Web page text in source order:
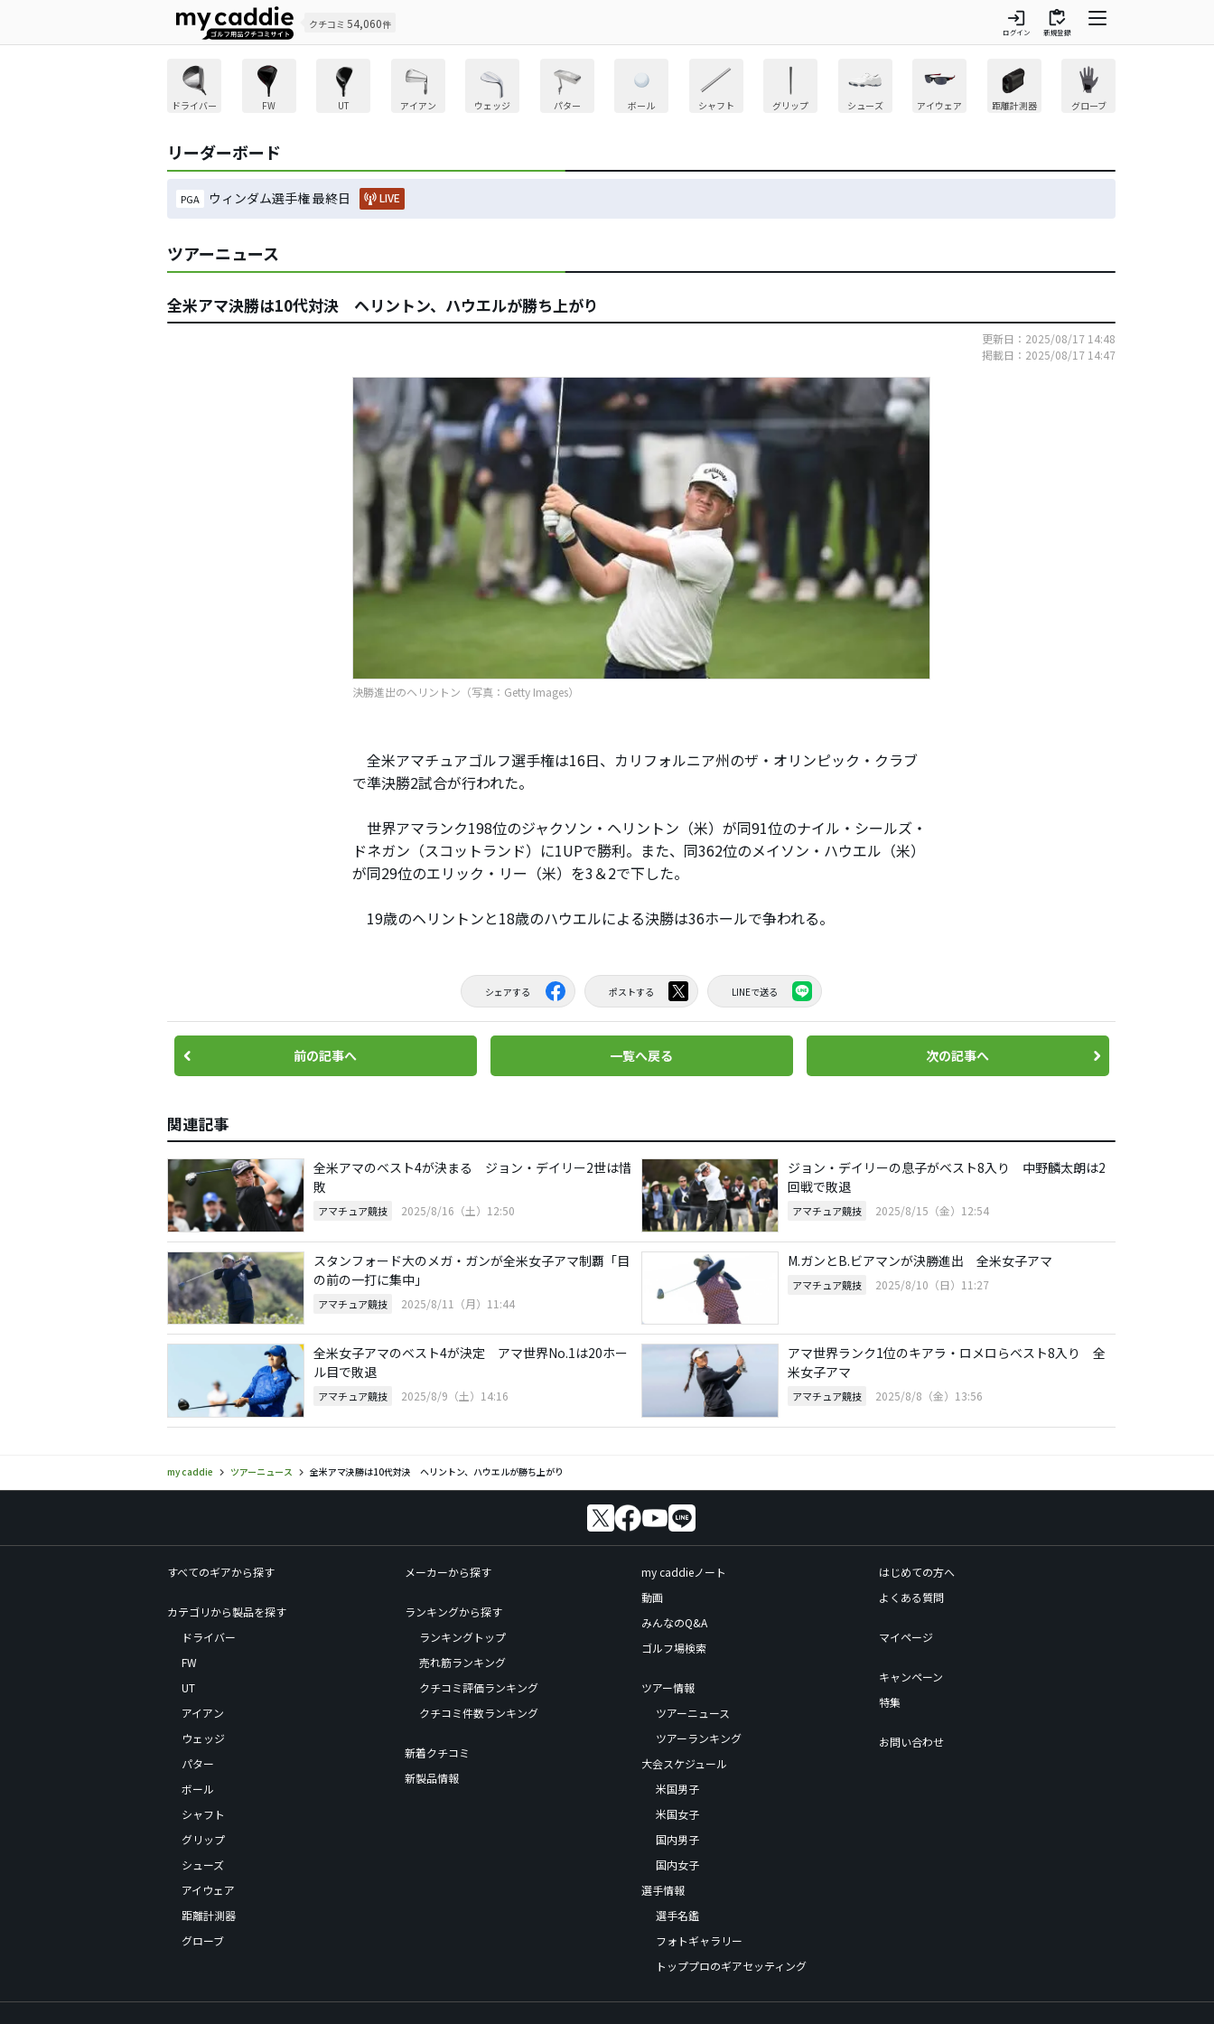
クチコミ 54,060件 login
ログイン
inventory
新規登録
ドライバー FW UT アイアン ウェッジ パター ボール シャフト グリップ シューズ アイウェア 距離計測器 グローブ
リーダーボード
PGA ウィンダム選手権 最終日 LIVE
ツアーニュース
全米アマ決勝は10代対決 ヘリントン、ハウエルが勝ち上がり
更新日：2025/08/17 14:48
掲載日：2025/08/17 14:47
決勝進出のヘリントン（写真：Getty Images）
全米アマチュアゴルフ選手権は16日、カリフォルニア州のザ・オリンピック・クラブ
で準決勝2試合が行われた。
世界アマランク198位のジャクソン・ヘリントン（米）が同91位のナイル・シールズ・
ドネガン（スコットランド）に1UPで勝利。また、同362位のメイソン・ハウエル（米）
が同29位のエリック・リー（米）を3＆2で下した。
19歳のヘリントンと18歳のハウエルによる決勝は36ホールで争われる。
シェアする ポストする LINEで送る
前の記事へ 一覧へ戻る 次の記事へ
関連記事
全米アマのベスト4が決まる ジョン・デイリー2世は惜
敗
アマチュア競技 2025/8/16（土）12:50
ジョン・デイリーの息子がベスト8入り 中野麟太朗は2
回戦で敗退
アマチュア競技 2025/8/15（金）12:54
スタンフォード大のメガ・ガンが全米女子アマ制覇「目
の前の一打に集中」
アマチュア競技 2025/8/11（月）11:44
M.ガンとB.ビアマンが決勝進出 全米女子アマ
アマチュア競技 2025/8/10（日）11:27
全米女子アマのベスト4が決定 アマ世界No.1は20ホー
ル目で敗退
アマチュア競技 2025/8/9（土）14:16
アマ世界ランク1位のキアラ・ロメロらベスト8入り 全
米女子アマ
アマチュア競技 2025/8/8（金）13:56
my caddie ツアーニュース 全米アマ決勝は10代対決 ヘリントン、ハウエルが勝ち上がり
すべてのギアから探す
カテゴリから製品を探す
ドライバー
FW
UT
アイアン
ウェッジ
パター
ボール
シャフト
グリップ
シューズ
アイウェア
距離計測器
グローブ
メーカーから探す
ランキングから探す
ランキングトップ
売れ筋ランキング
クチコミ評価ランキング
クチコミ件数ランキング
新着クチコミ
新製品情報
my caddieノート
動画
みんなのQ&A
ゴルフ場検索
ツアー情報
ツアーニュース
ツアーランキング
大会スケジュール
米国男子
米国女子
国内男子
国内女子
選手情報
選手名鑑
フォトギャラリー
トッププロのギアセッティング
はじめての方へ
よくある質問
マイページ
キャンペーン
特集
お問い合わせ